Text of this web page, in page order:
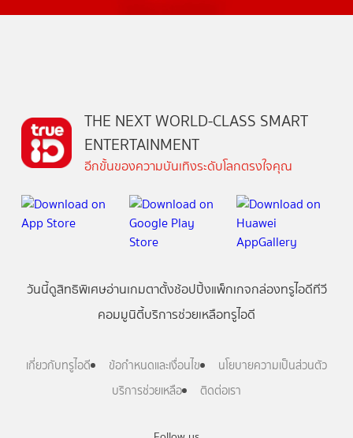
THE NEXT WORLD-CLASS SMART
ENTERTAINMENT
อีกขั้นของความบันเทิงระดับโลกตรงใจคุณ
วันนี้ดูสิทธิพิเศษอ่านเกมตาตั้งช้อปปิ้งแพ็กเกจกล่องทรูไอดีทีวี
คอมมูนิตี้บริการช่วยเหลือทรูไอดี
เกี่ยวกับทรูไอดี ข้อกำหนดและเงื่อนไข
นโยบายความเป็นส่วนตัว
บริการช่วยเหลือ
ติดต่อเรา